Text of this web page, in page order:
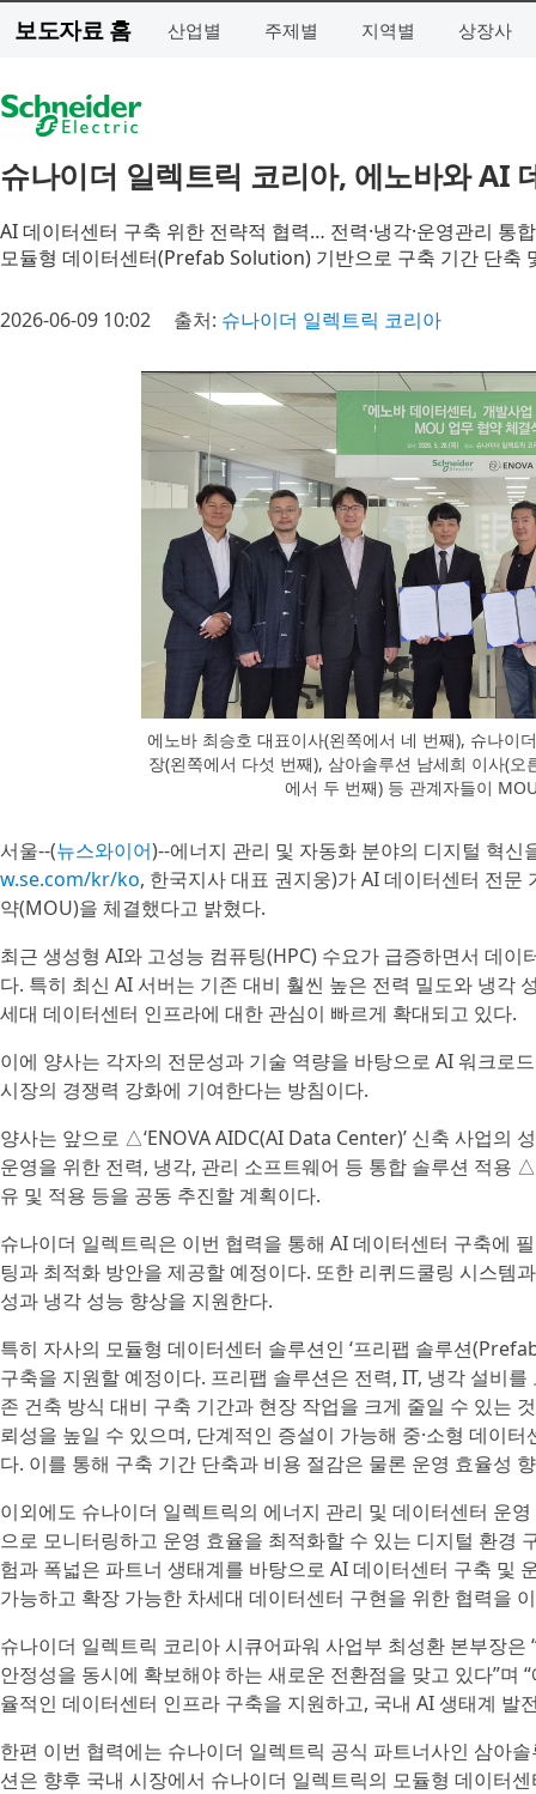
보도자료 홈 산업별 주제별 지역별 상장사
슈나이더 일렉트릭 코리아, 에노바와 AI
AI 데이터센터 구축 위한 전략적 협력… 전력·냉각·운영관리 통
모듈형 데이터센터(Prefab Solution) 기반으로 구축 기간 단축
2026-06-09 10:02 출처: 슈나이더 일렉트릭 코리아
에노바 최승호 대표이사(왼쪽에서 네 번째), 슈나이
장(왼쪽에서 다섯 번째), 삼아솔루션 남세희 이사(
에서 두 번째) 등 관계자들이
서울--(뉴스와이어)--에너지 관리 및 자동화 분야의 디지털 혁
w.se.com/kr/ko, 한국지사 대표 권지웅)가 AI 데이터센터 전
약(MOU)을 체결했다고 밝혔다.
최근 생성형 AI와 고성능 컴퓨팅(HPC) 수요가 급증하면서 데
다. 특히 최신 AI 서버는 기존 대비 훨씬 높은 전력 밀도와 냉
세대 데이터센터 인프라에 대한 관심이 빠르게 확대되고 있다.
이에 양사는 각자의 전문성과 기술 역량을 바탕으로 AI 워크로
시장의 경쟁력 강화에 기여한다는 방침이다.
양사는 앞으로 △‘ENOVA AIDC(AI Data Center)’ 신축 사업
운영을 위한 전력, 냉각, 관리 소프트웨어 등 통합 솔루션 적용
유 및 적용 등을 공동 추진할 계획이다.
슈나이더 일렉트릭은 이번 협력을 통해 AI 데이터센터 구축에
팅과 최적화 방안을 제공할 예정이다. 또한 리퀴드쿨링 시스템
성과 냉각 성능 향상을 지원한다.
특히 자사의 모듈형 데이터센터 솔루션인 ‘프리팹 솔루션
구축을 지원할 예정이다. 프리팹 솔루션은 전력, IT, 냉각 설비
존 건축 방식 대비 구축 기간과 현장 작업을 크게 줄일 수 있는
뢰성을 높일 수 있으며, 단계적인 증설이 가능해 중·소형 데이
다. 이를 통해 구축 기간 단축과 비용 절감은 물론 운영 효율성
이외에도 슈나이더 일렉트릭의 에너지 관리 및 데이터센터 운
으로 모니터링하고 운영 효율을 최적화할 수 있는 디지털 환경
험과 폭넓은 파트너 생태계를 바탕으로 AI 데이터센터 구축 및
가능하고 확장 가능한 차세대 데이터센터 구현을 위한 협력을
슈나이더 일렉트릭 코리아 시큐어파워 사업부 최성환 본부장
안정성을 동시에 확보해야 하는 새로운 전환점을 맞고 있다”
율적인 데이터센터 인프라 구축을 지원하고, 국내 AI 생태계 발
한편 이번 협력에는 슈나이더 일렉트릭 공식 파트너사인 삼아
션은 향후 국내 시장에서 슈나이더 일렉트릭의 모듈형 데이터